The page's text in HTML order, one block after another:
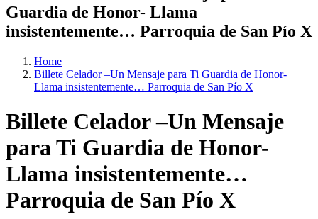
Guardia de Honor- Llama
insistentemente… Parroquia de San Pío X
Home
Billete Celador –Un Mensaje para Ti Guardia de Honor-
Llama insistentemente… Parroquia de San Pío X
Billete Celador –Un Mensaje
para Ti Guardia de Honor-
Llama insistentemente…
Parroquia de San Pío X